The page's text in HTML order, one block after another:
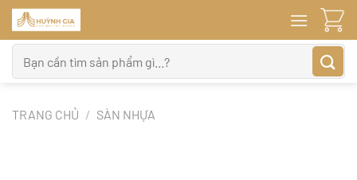
Bỏ
qua
nội
dung
kiếm:
TRANG CHỦ / SÀN NHỰA